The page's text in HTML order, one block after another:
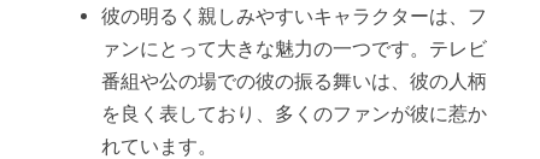
彼の明るく親しみやすいキャラクターは、フ
ァンにとって大きな魅力の一つです。テレビ
番組や公の場での彼の振る舞いは、彼の人柄
を良く表しており、多くのファンが彼に惹か
れています。